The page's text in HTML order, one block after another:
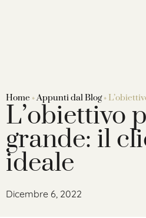
Home »Appunti dal Blog»
L’obiettivo
grande: il
ideale
Dicembre 6, 2022